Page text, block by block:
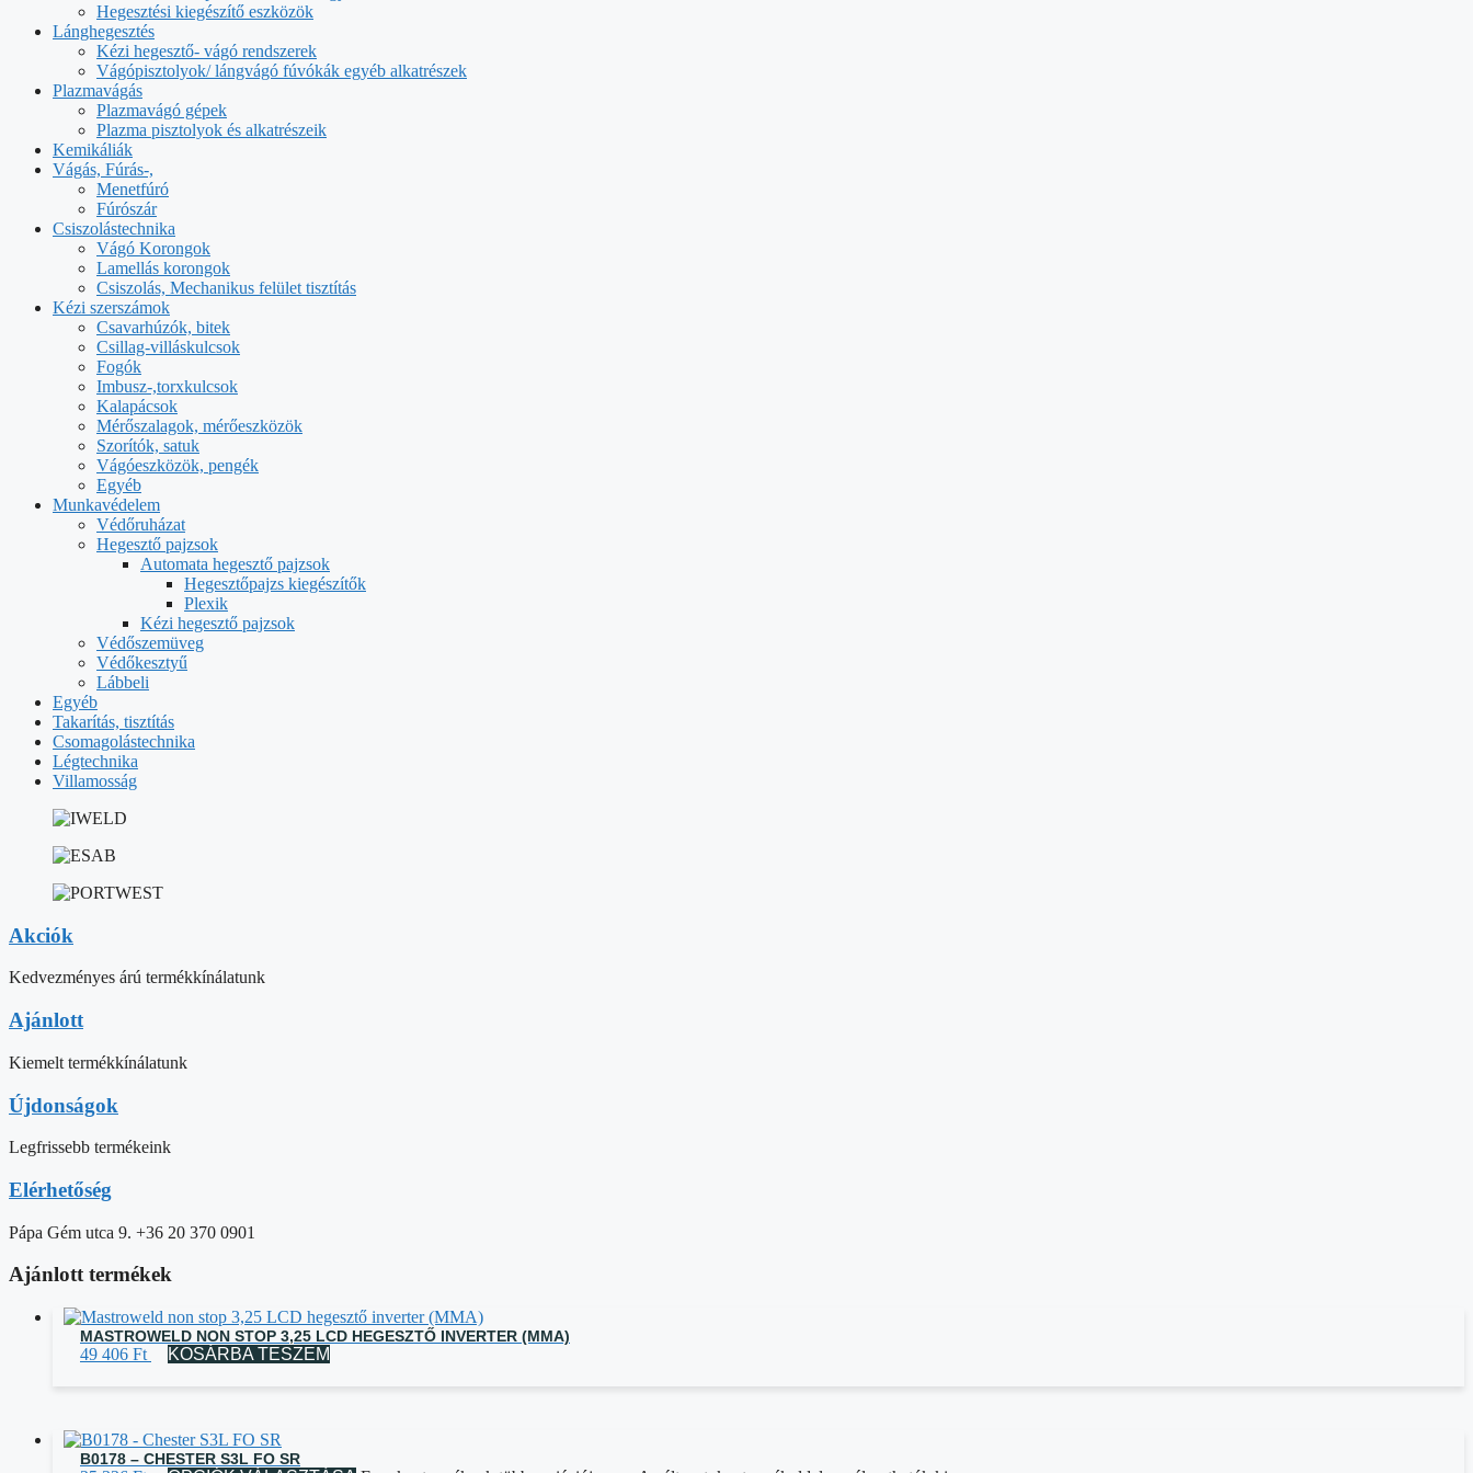
Hegesztési kiegészítő eszközök
Lánghegesztés
Kézi hegesztő- vágó rendszerek
Vágópisztolyok/ lángvágó fúvókák egyéb alkatrészek
Plazmavágás
Plazmavágó gépek
Plazma pisztolyok és alkatrészeik
Kemikáliák
Vágás, Fúrás-,
Menetfúró
Fúrószár
Csiszolástechnika
Vágó Korongok
Lamellás korongok
Csiszolás, Mechanikus felület tisztítás
Kézi szerszámok
Csavarhúzók, bitek
Csillag-villáskulcsok
Fogók
Imbusz-,torxkulcsok
Kalapácsok
Mérőszalagok, mérőeszközök
Szorítók, satuk
Vágóeszközök, pengék
Egyéb
Munkavédelem
Védőruházat
Hegesztő pajzsok
Automata hegesztő pajzsok
Hegesztőpajzs kiegészítők
Plexik
Kézi hegesztő pajzsok
Védőszemüveg
Védőkesztyű
Lábbeli
Egyéb
Takarítás, tisztítás
Csomagolástechnika
Légtechnika
Villamosság
Akciók
Kedvezményes árú termékkínálatunk
Ajánlott
Kiemelt termékkínálatunk
Újdonságok
Legfrissebb termékeink
Elérhetőség
Pápa Gém utca 9. +36 20 370 0901
Ajánlott termékek
MASTROWELD NON STOP 3,25 LCD HEGESZTŐ INVERTER (MMA)
49 406 Ft KOSÁRBA TESZEM
B0178 – CHESTER S3L FO SR